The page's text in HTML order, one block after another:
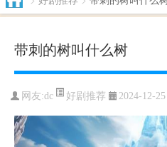
带刺的树叫什么树
网友:dc 好剧推荐 2024-12-